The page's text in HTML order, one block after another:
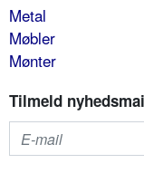
Metal
Møbler
Mønter
Tilmeld